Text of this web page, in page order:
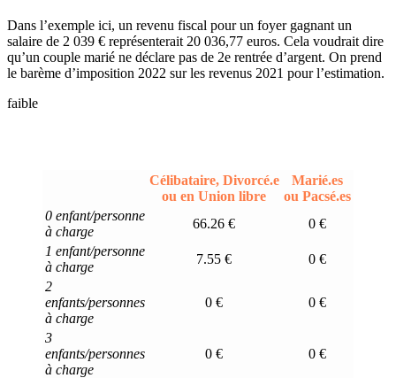
Dans l’exemple ici, un revenu fiscal pour un foyer gagnant un
salaire de 2 039 € représenterait 20 036,77 euros. Cela voudrait dire
qu’un couple marié ne déclare pas de 2e rentrée d’argent. On prend
le barème d’imposition 2022 sur les revenus 2021 pour l’estimation.
faible
Célibataire, Divorcé.e
ou en Union libre
Marié.es
ou Pacsé.es
0 enfant/personne
à charge
66.26 €
0 €
1 enfant/personne
à charge
7.55 €
0 €
2
enfants/personnes
à charge
0 € 0 €
3
enfants/personnes
à charge
0 € 0 €